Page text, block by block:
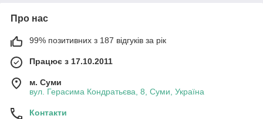
Про нас
99% позитивних з 187 відгуків за рік
Працює з 17.10.2011
м. Суми
вул. Герасима Кондратьєва, 8, Суми, Україна
Контакти